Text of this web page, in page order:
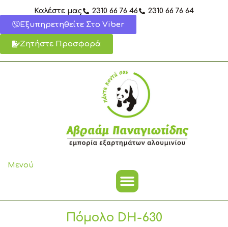
στο
περιεχόμενο
Καλέστε μας 2310 66 76 46 2310 66 76 64
Εξυπηρετηθείτε Στο Viber
Ζητήστε Προσφορά
Μενού
Πόμολο DH-630